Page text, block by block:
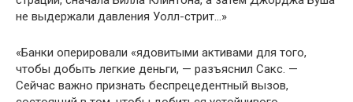
не выдержали давления Уолл-стрит…»
«Банки оперировали «ядовитыми активами для того,
чтобы добыть легкие деньги, — разъяснил Сакс. —
Сейчас важно признать беспрецедентный вызов,